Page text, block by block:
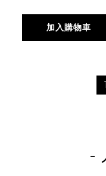
加入購物車
1
-